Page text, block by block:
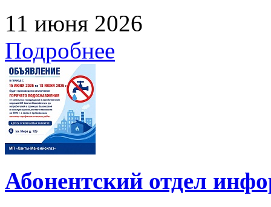
11 июня 2026
Подробнее
Абонентский отдел